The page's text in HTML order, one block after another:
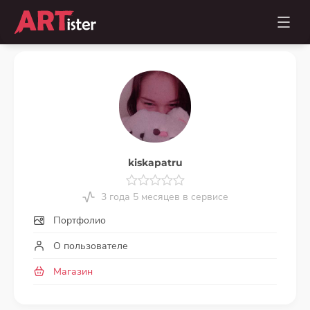
kiskapatru
3 года 5 месяцев в сервисе
Портфолио
О пользователе
Магазин